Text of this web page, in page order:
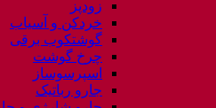
زودپز
خردکن و آسیاب
گوشتکوب برقی
چرخ گوشت
اسپرسوساز
جارو رباتیک